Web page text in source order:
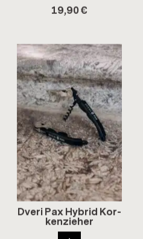
19,90€
Dveri Pax Hy­brid Kor­
ken­zie­her